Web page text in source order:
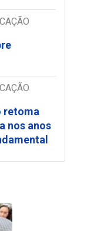
retoma
nos anos